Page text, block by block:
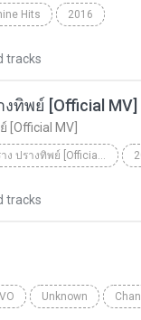
Hits 2016
tracks
งทิพย์ [Official MV]
[Official MV]
ดวงใจ - ปราง ปรางทิพย์ [Official MV]
tracks
Unknown